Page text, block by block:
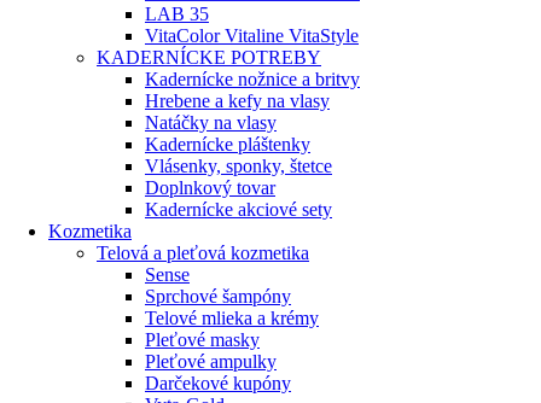
LAB 35
VitaColor Vitaline VitaStyle
KADERNÍCKE POTREBY
Kadernícke nožnice a britvy
Hrebene a kefy na vlasy
Natáčky na vlasy
Kadernícke pláštenky
Vlásenky, sponky, štetce
Doplnkový tovar
Kadernícke akciové sety
Kozmetika
Telová a pleťová kozmetika
Sense
Sprchové šampóny
Telové mlieka a krémy
Pleťové masky
Pleťové ampulky
Darčekové kupóny